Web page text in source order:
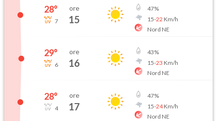
28°
7
ore
15
47%
15-22 Km/h
Nord NE
29°
6
ore
16
43%
15-23 Km/h
Nord NE
28°
4
ore
17
47%
15-24Km/h
Nord NE